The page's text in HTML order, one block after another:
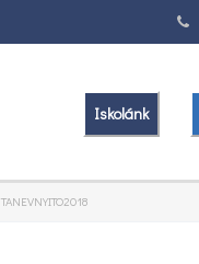
Iskolánk
TANEVNYITO2018